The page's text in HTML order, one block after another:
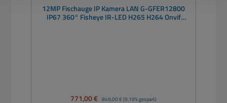
12MP Fischauge IP Kamera LAN G-GFER12800
IP67 360° Fisheye IR-LED H265 H264 Onvif
Verkaufspreis:
771,00 € Regulärer Preis:
849,00 € (9.19% gespart)